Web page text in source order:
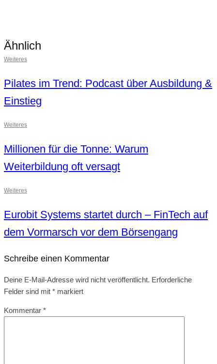
Ähnlich
Weiteres
Pilates im Trend: Podcast über Ausbildung &
Einstieg
Weiteres
Millionen für die Tonne: Warum
Weiterbildung oft versagt
Weiteres
Eurobit Systems startet durch – FinTech auf
dem Vormarsch vor dem Börsengang
Schreibe einen Kommentar
Deine E-Mail-Adresse wird nicht veröffentlicht. Erforderliche
Felder sind mit * markiert
Kommentar *